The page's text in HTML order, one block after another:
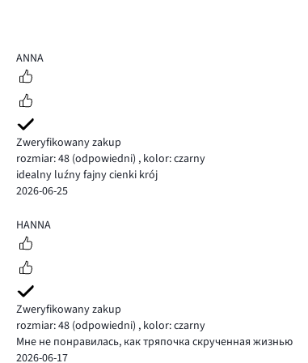
5
ANNA
Zweryfikowany zakup
rozmiar: 48 (odpowiedni) , kolor: czarny
idealny luźny fajny cienki krój
2026-06-25
5
HANNA
Zweryfikowany zakup
rozmiar: 48 (odpowiedni) , kolor: czarny
Мне не понравилась, как тряпочка скрученная жизнью
2026-06-17